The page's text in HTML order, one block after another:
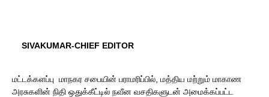
SIVAKUMAR-CHIEF EDITOR
மட்டக்களப்பு மாநகர சபையின் பராமரிப்பில், மத்திய மற்றும் மாகாண
அரசுகளின் நிதி ஒதுக்கீட்டில் நவீன வசதிகளுடன் அமைக்கப்பட்ட